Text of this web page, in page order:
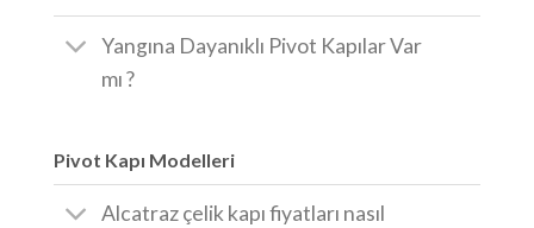
Yangına Dayanıklı Pivot Kapılar Var
mı ?
Pivot Kapı Modelleri
Alcatraz çelik kapı fiyatları nasıl